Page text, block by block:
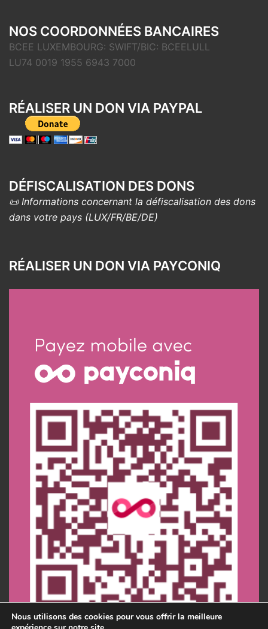
NOS COORDONNÉES BANCAIRES
BCEE LUXEMBOURG: SWIFT/BIC: BCEELULL
LU74 0019 1955 6943 7000
RÉALISER UN DON VIA PAYPAL
DÉFISCALISATION DES DONS
📜 Informations concernant la défiscalisation des dons
dans votre pays (LUX/FR/BE/DE)
RÉALISER UN DON VIA PAYCONIQ
Nous utilisons des cookies pour vous offrir la meilleure